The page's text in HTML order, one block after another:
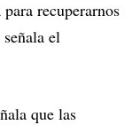
recuperarnos
el
que las